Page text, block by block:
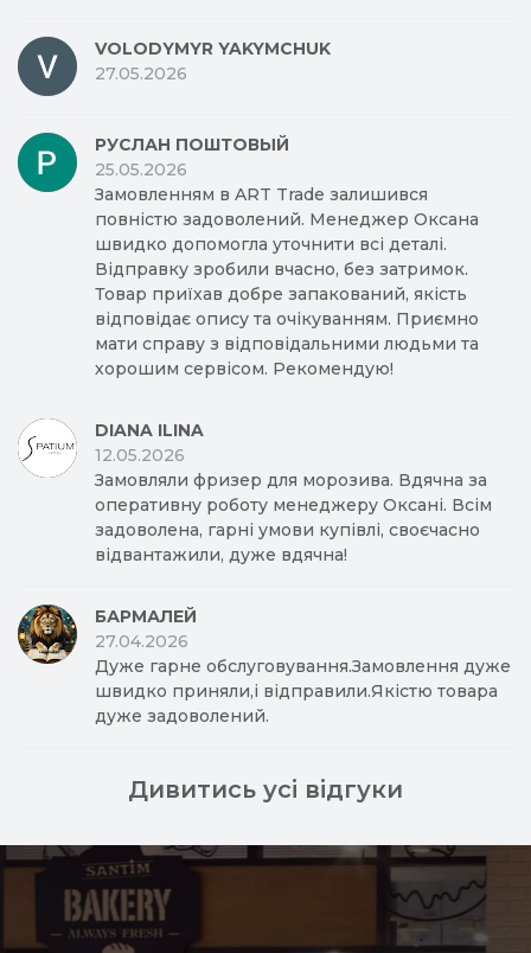
VOLODYMYR YAKYMCHUK
27.05.2026
РУСЛАН ПОШТОВЫЙ
25.05.2026
Замовленням в ART Trade залишився
повністю задоволений. Менеджер Оксана
швидко допомогла уточнити всі деталі.
Відправку зробили вчасно, без затримок.
Товар приїхав добре запакований, якість
відповідає опису та очікуванням. Приємно
мати справу з відповідальними людьми та
хорошим сервісом. Рекомендую!
DIANA ILINA
12.05.2026
Замовляли фризер для морозива. Вдячна за
оперативну роботу менеджеру Оксані. Всім
задоволена, гарні умови купівлі, своєчасно
відвантажили, дуже вдячна!
БАРМАЛЕЙ
27.04.2026
Дуже гарне обслуговування.Замовлення дуже
швидко приняли,і відправили.Якістю товара
дуже задоволений.
Дивитись усі відгуки